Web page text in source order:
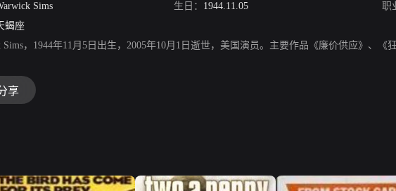
Sims 生日： 1944.11.05 职
蝎座
Sims，1944年11月5日出生，2005年10月1日逝世，美国演员。主要作品《廉价供应》、《
享